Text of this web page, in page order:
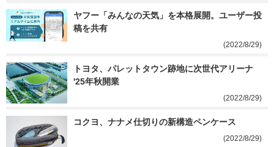
ヤフー「みんなの天気」を本格展開。ユーザー投
稿を共有
(2022/8/29)
トヨタ、パレットタウン跡地に次世代アリーナ
'25年秋開業
(2022/8/29)
コクヨ、ナナメ仕切りの新構造ペンケース
(2022/8/29)